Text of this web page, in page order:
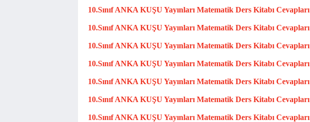
10.SınıfANKA KUŞU Yayınları Matematik Ders Kitabı Cevapları
10.SınıfANKA KUŞU Yayınları Matematik Ders Kitabı Cevapları
10.SınıfANKA KUŞU Yayınları Matematik Ders Kitabı Cevapları
10.SınıfANKA KUŞU Yayınları Matematik Ders Kitabı Cevapları
10.SınıfANKA KUŞU Yayınları Matematik Ders Kitabı Cevapları
10.SınıfANKA KUŞU Yayınları Matematik Ders Kitabı Cevapları
10.SınıfANKA KUŞU Yayınları Matematik Ders Kitabı Cevapları